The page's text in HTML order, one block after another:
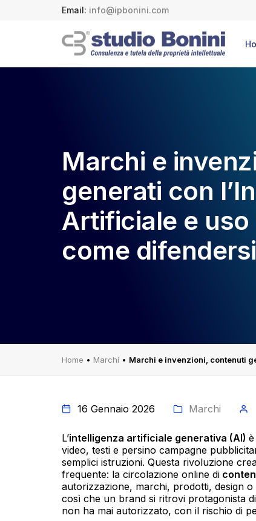
Email: info@ipbonini.com
Marchi e
generati con
Artificiale e
come difendersi
Home • Marchi • Marchi e invenzioni, contenuti
16 Gennaio 2026 Marchi
L’intelligenza artificiale generativa (AI)
video, testi e persino campagne
semplici istruzioni. Questa rivoluzione
frequente: la circolazione online di
autorizzazione, marchi, prodotti, design
così che un brand si ritrovi protagonista
non ha mai autorizzato, con il rischio di